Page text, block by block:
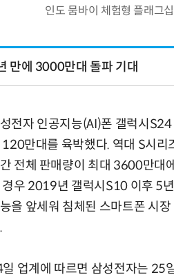
인도 뭄바이 체험형 플래그
만에 3000만대 돌파 기대
전자 인공지능(AI)폰 갤럭시
120만대를 육박했다. 역대 S시리
전체 판매량이 최대 3600만대
경우 2019년 갤럭시S10 이후 5
을 앞세워 침체된 스마트폰 시
업계에 따르면 삼성전자는 25